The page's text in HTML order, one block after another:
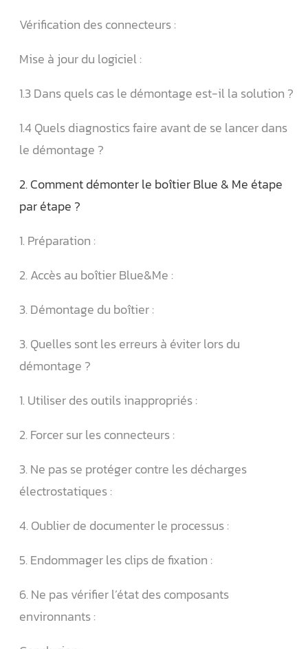
Vérification des connecteurs :
Mise à jour du logiciel :
1.3 Dans quels cas le démontage est-il la solution ?
1.4 Quels diagnostics faire avant de se lancer dans
le démontage ?
2. Comment démonter le boîtier Blue & Me étape
par étape ?
1. Préparation :
2. Accès au boîtier Blue&Me :
3. Démontage du boîtier :
3. Quelles sont les erreurs à éviter lors du
démontage ?
1. Utiliser des outils inappropriés :
2. Forcer sur les connecteurs :
3. Ne pas se protéger contre les décharges
électrostatiques :
4. Oublier de documenter le processus :
5. Endommager les clips de fixation :
6. Ne pas vérifier l’état des composants
environnants :